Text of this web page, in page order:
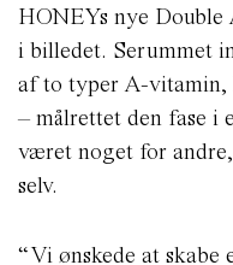
HONEYs nye
i billedet. Serummet
af to typer A-vitamin,
– målrettet den fase i
været noget for
selv.
“Vi ønskede at